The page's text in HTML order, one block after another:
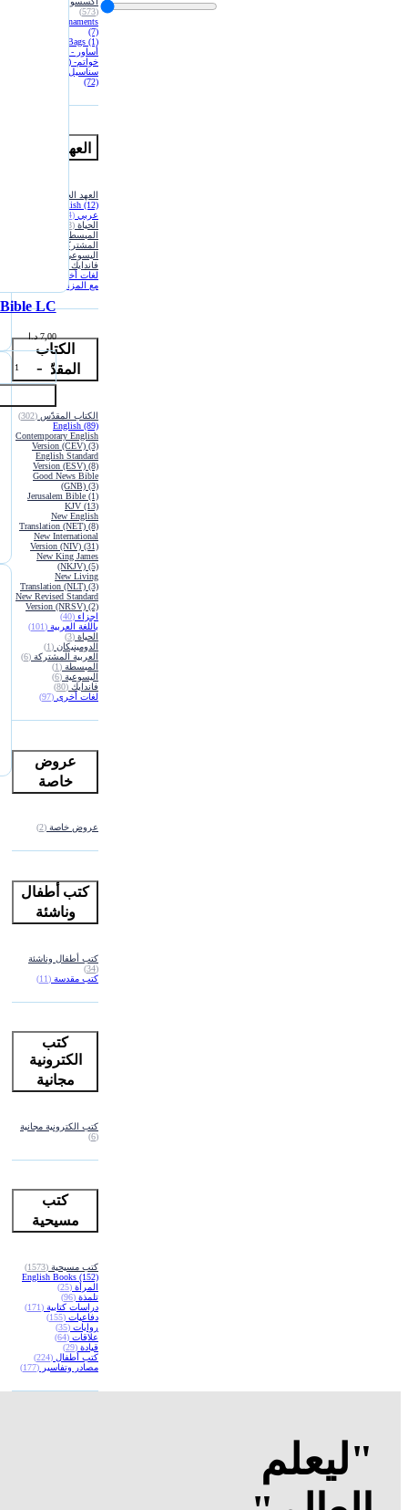
(573)
Christmas Ornaments
(7)
Tote Bags (1)
أساور - Bracelet
خواتم- Rings (29)
سناسيل - Necklaces
(72)
العهد الجديد
العهد الجديد
English (12)
عربي (44)
الحياة (8)
المبسطة
المشتركة
اليسوعي
فاندايك
لغات أخرى
مع المزامير
الكتاب
المقدّس
الكتاب المقدّس (302)
English (89)
Contemporary English
Version (CEV) (3)
English Standard
Version (ESV) (8)
Good News Bible
(GNB) (3)
Jerusalem Bible (1)
KJV (13)
New English
Translation (NET) (8)
New International
Version (NIV) (31)
New King James
(NKJV) (5)
New Living
Translation (NLT) (3)
New Revised Standard
Version (NRSV) (2)
اجزاء (40)
باللغة العربية (101)
الحياة (3)
الدومينيكان (1)
العربية المشتركة (6)
المبسطة (1)
اليسوعية (6)
فاندايك (80)
لغات أخرى (97)
عروض
خاصة
عروض خاصة (2)
كتب أطفال
وناشئة
كتب أطفال وناشئة
(34)
كتب مقدسة (11)
كتب
الكترونية
مجانية
كتب الكترونية مجانية
(6)
كتب
مسيحية
كتب مسيحية (1573)
English Books (152)
المرأة (25)
تلمذة (96)
دراسات كتابية (171)
دفاعيات (155)
روايات (35)
علاقات (64)
قيادة (29)
كتب أطفال (224)
مصادر وتفاسير (177)
LC
7,00 د.ا
"ليعلم